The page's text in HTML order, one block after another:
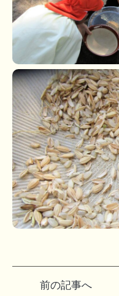
前の記事へ